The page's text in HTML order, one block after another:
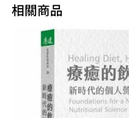
相關商品
原
始
價
格：
NT$500。
目
價
格：
NT$395。